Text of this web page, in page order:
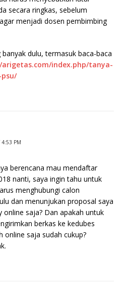
secara ringkas, sebelum
menjadi dosen pembimbing
dulu, termasuk baca-baca
index.php/tanya-
4:53 PM
berencana mau mendaftar
nanti, saya ingin tahu untuk
menghubungi calon
dan menunjukan proposal saya
online saja? Dan apakah untuk
berkas ke kedubes
online saja sudah cukup?